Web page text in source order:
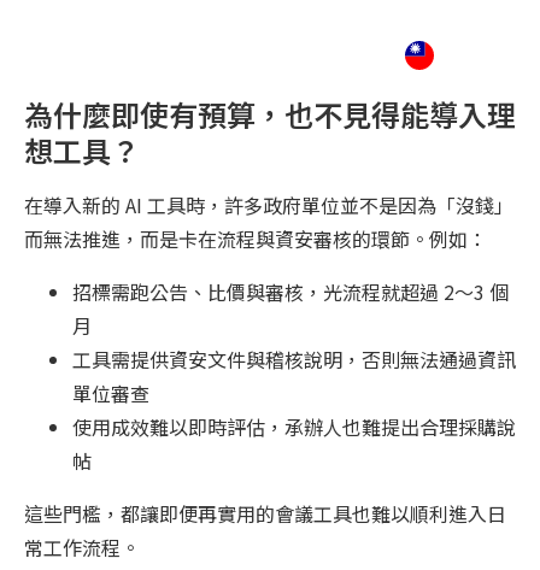
為什麼即使有預算，也不見得能導入理
想工具？
在導入新的 AI 工具時，許多政府單位並不是因為「沒錢」
而無法推進，而是卡在流程與資安審核的環節。例如：
招標需跑公告、比價與審核，光流程就超過 2～3 個
月
工具需提供資安文件與稽核說明，否則無法通過資訊
單位審查
使用成效難以即時評估，承辦人也難提出合理採購說
帖
這些門檻，都讓即便再實用的會議工具也難以順利進入日
常工作流程。